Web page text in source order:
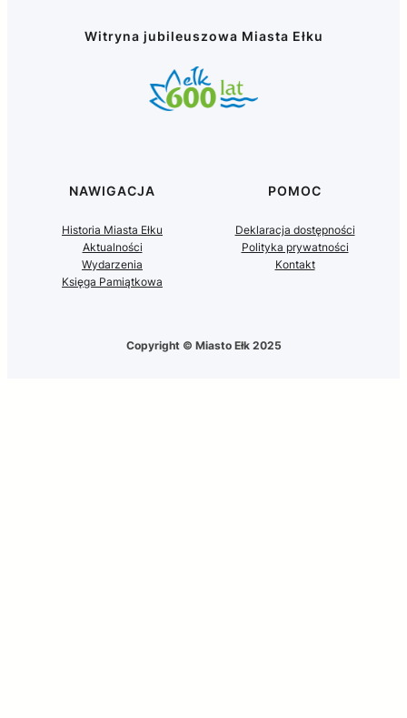
Witryna jubileuszowa Miasta Ełku
NAWIGACJA
Historia Miasta Ełku
Aktualności
Wydarzenia
Księga Pamiątkowa
POMOC
Deklaracja dostępności
Polityka prywatności
Kontakt
Copyright © Miasto Ełk 2025